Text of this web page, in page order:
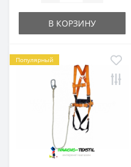
В КОРЗИНУ
Популярный